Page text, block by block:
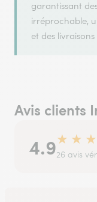
garantissant
irréprochable,
et des
Avis clients
4.9★ ★ ★
26 avis